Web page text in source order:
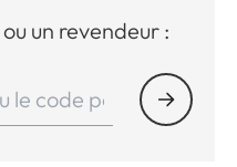
un revendeur :